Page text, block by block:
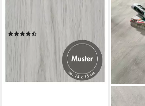
ca. 15,2 x 91,4 cm
ab 1,00 €
lieferbar - in 5-6 Werktagen bei dir
+2